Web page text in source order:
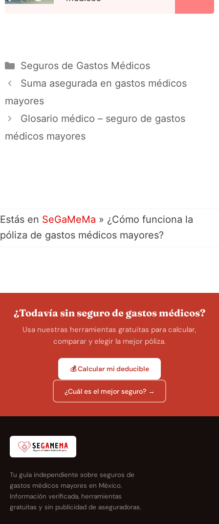
Seguros de Gastos Médicos
Suma asegurada en gastos médicos
mayores
Glosario médico – seguro de gastos
médicos mayores
Estás en SeGaMeMa » ¿Cómo funciona la
póliza de gastos médicos mayores?
¿Todavía sin seguro de gastos médicos?
Usa nuestras herramientas gratuitas para calcular,
comparar y elegir la mejor póliza.
💰 Calcular mi deducible
¿Cuál es el mejor seguro? →
Tu guía independiente sobre seguros de
gastos médicos mayores en México.
Información verificada, herramientas
gratuitas y sin publicidad de aseguradoras.